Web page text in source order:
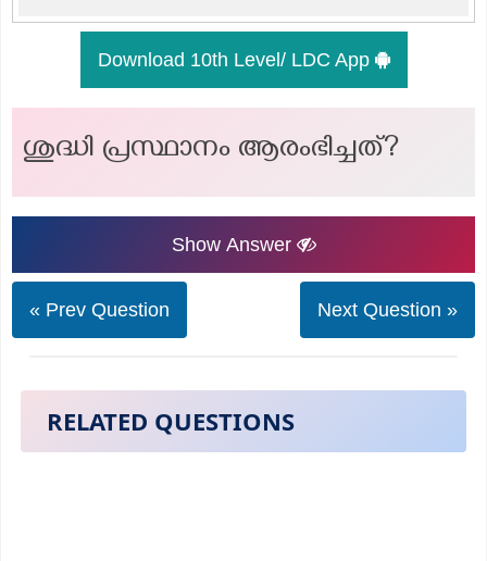
Download 10th Level/ LDC App
ശുദ്ധി പ്രസ്ഥാനം ആരംഭിച്ചത്?
Show Answer
« Prev Question Next Question »
RELATED QUESTIONS